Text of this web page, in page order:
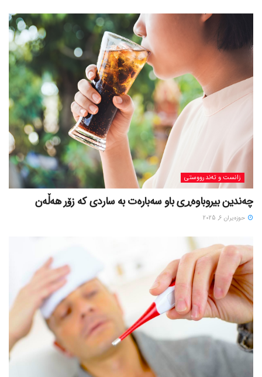
زانست و تەندرووستی
چەندین بیروباوەڕی باو سەبارەت بە ساردی کە زۆر هەڵەن
حوزه‌یران 6, 2025